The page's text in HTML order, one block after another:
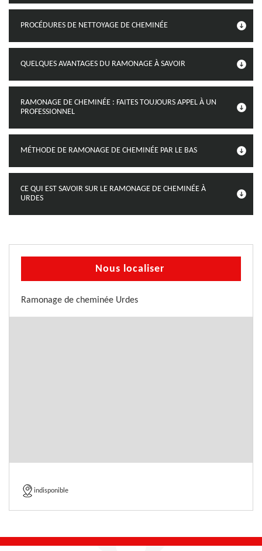
PROCÉDURES DE NETTOYAGE DE CHEMINÉE
QUELQUES AVANTAGES DU RAMONAGE À SAVOIR
RAMONAGE DE CHEMINÉE : FAITES TOUJOURS APPEL À UN
PROFESSIONNEL
MÉTHODE DE RAMONAGE DE CHEMINÉE PAR LE BAS
CE QUI EST SAVOIR SUR LE RAMONAGE DE CHEMINÉE À
URDES
Nous localiser
Ramonage de cheminée Urdes
indisponible